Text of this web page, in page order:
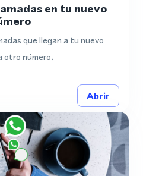
en tu nuevo
que llegan a tu nuevo
otro número.
Abrir